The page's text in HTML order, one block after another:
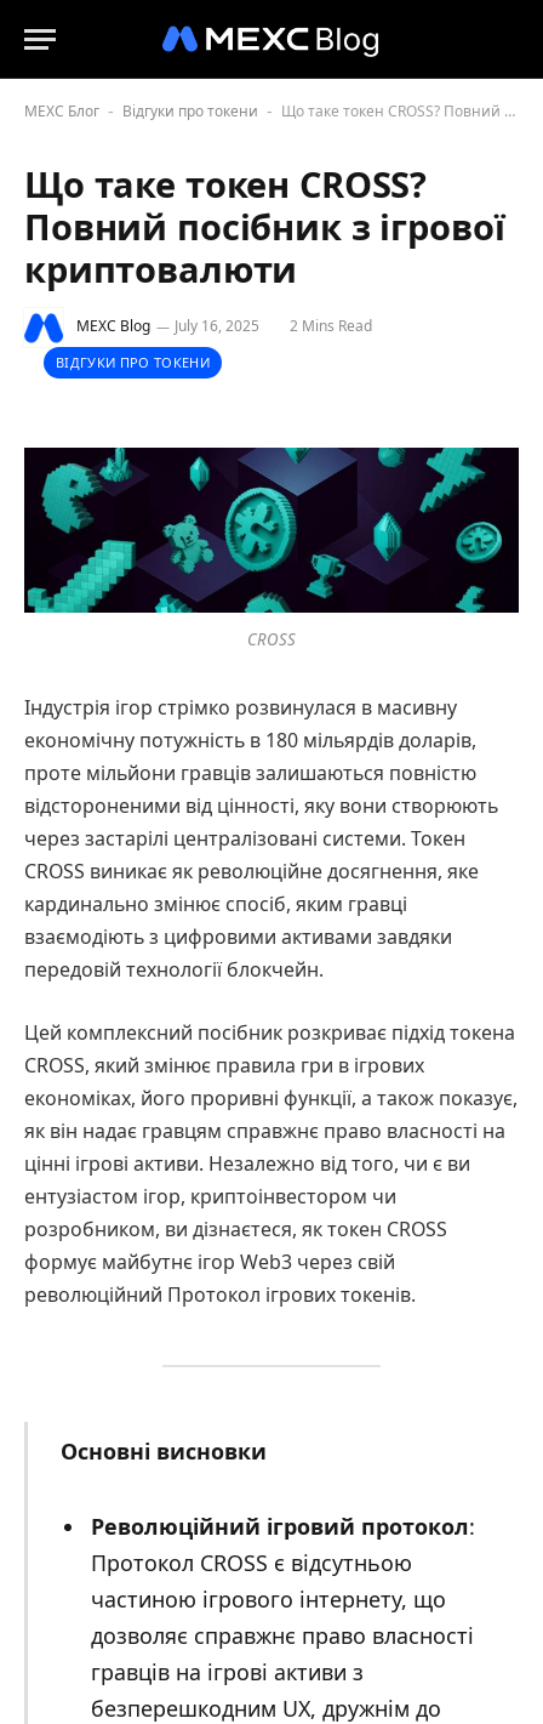
MEXC Блог - Відгуки про токени - Що таке токен CROSS? Повний посібник з ігрової криптовалюти
Що таке токен CROSS?
Повний посібник з ігрової
криптовалюти
MEXC Blog July 16, 2025 2 Mins Read
ВІДГУКИ ПРО ТОКЕНИ
CROSS
Індустрія ігор стрімко розвинулася в масивну
економічну потужність в 180 мільярдів доларів,
проте мільйони гравців залишаються повністю
відстороненими від цінності, яку вони створюють
через застарілі централізовані системи. Токен
CROSS виникає як революційне досягнення, яке
кардинально змінює спосіб, яким гравці
взаємодіють з цифровими активами завдяки
передовій технології блокчейн.
Цей комплексний посібник розкриває підхід токена
CROSS, який змінює правила гри в ігрових
економіках, його проривні функції, а також показує,
як він надає гравцям справжнє право власності на
цінні ігрові активи. Незалежно від того, чи є ви
ентузіастом ігор, криптоінвестором чи
розробником, ви дізнаєтеся, як токен CROSS
формує майбутнє ігор Web3 через свій
революційний Протокол ігрових токенів.
Основні висновки
Революційний ігровий протокол:
Протокол CROSS є відсутньою
частиною ігрового інтернету, що
дозволяє справжнє право власності
гравців на ігрові активи з
безперешкодним UX, дружнім до